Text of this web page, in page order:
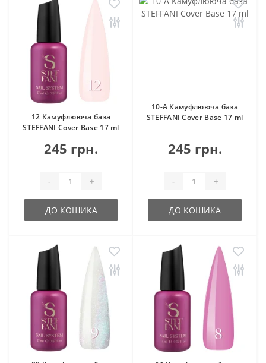
12 Камуфлююча база
STEFFANI Cover Base 17 ml
245 грн.
- +
ДО КОШИКА
10-А Камуфлююча база
STEFFANI Cover Base 17 ml
245 грн.
- +
ДО КОШИКА